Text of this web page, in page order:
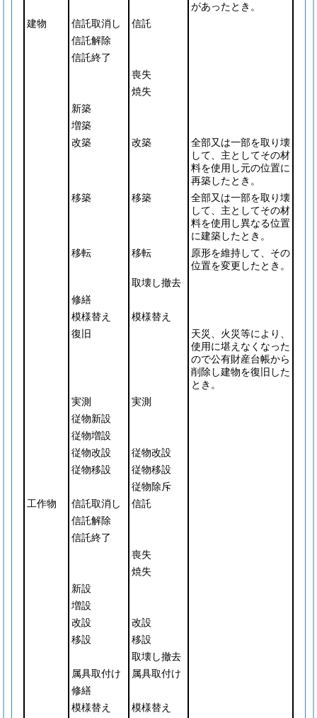
があったとき。
建物
信託取消し
信託
信託解除
信託終了
喪失
焼失
新築
増築
改築
改築
全部又は一部を取り壊
して、主としてその材
料を使用し元の位置に
再築したとき。
移築
移築
全部又は一部を取り壊
して、主としてその材
料を使用し異なる位置
に建築したとき。
移転
移転
原形を維持して、その
位置を変更したとき。
取壊し撤去
修繕
模様替え
模様替え
復旧
天災、火災等により、
使用に堪えなくなった
ので公有財産台帳から
削除し建物を復旧した
とき。
実測
実測
従物新設
従物増設
従物改設
従物改設
従物移設
従物移設
従物除斥
工作物
信託取消し
信託
信託解除
信託終了
喪失
焼失
新設
増設
改設
改設
移設
移設
取壊し撤去
属具取付け
属具取付け
修繕
模様替え
模様替え